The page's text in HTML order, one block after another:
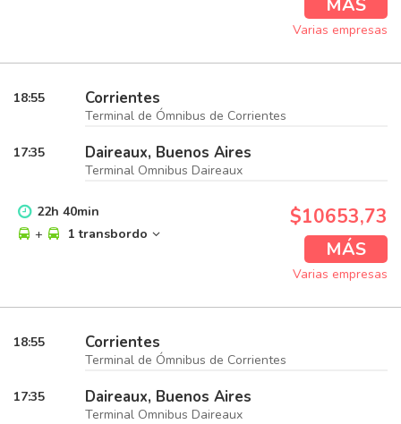
MÁS
Varias empresas
18:55 Corrientes
Terminal de Ómnibus de Corrientes
17:35 Daireaux, Buenos Aires
Terminal Omnibus Daireaux
22h 40min
+
1 transbordo
$10653,73
MÁS
Varias empresas
18:55 Corrientes
Terminal de Ómnibus de Corrientes
17:35 Daireaux, Buenos Aires
Terminal Omnibus Daireaux